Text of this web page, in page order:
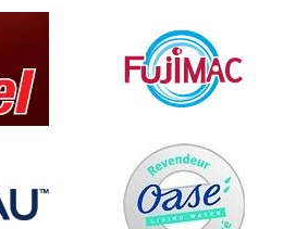
disposition une équipe de
le filtre le mieux adapté à votre
pas à les contacter. Vous
personnalisés et vous pourrez
en toute sérénité.
d'achat en plusieurs fois sans
de la livraison lorsque vous
Bénéficiez de ces conditions
votre bassin !